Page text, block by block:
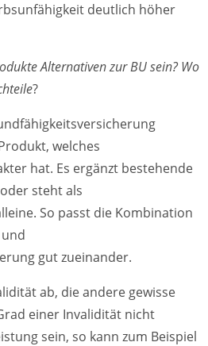
deutlich höher
Alternativen zur BU sein? Wo
?
welches
hat. Es ergänzt bestehende
steht als
So passt die Kombination
gut zueinander.
ab, die andere gewisse
einer Invalidität nicht
sein, so kann zum Beispiel